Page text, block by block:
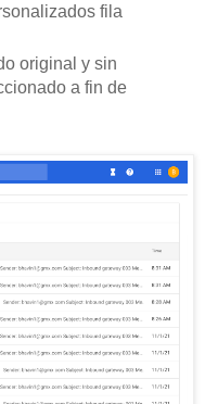
fila
original y sin
a fin de